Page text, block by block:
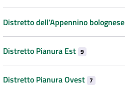
Distretto dell’Appennino bolognese
Distretto Pianura Est 9
Distretto Pianura Ovest 7